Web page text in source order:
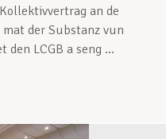
an de
der Substanz vun
den LCGB a seng ...